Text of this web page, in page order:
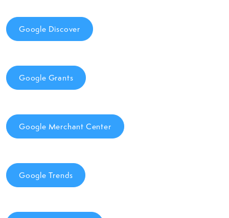
Google Discover
Google Grants
Google Merchant Center
Google Trends